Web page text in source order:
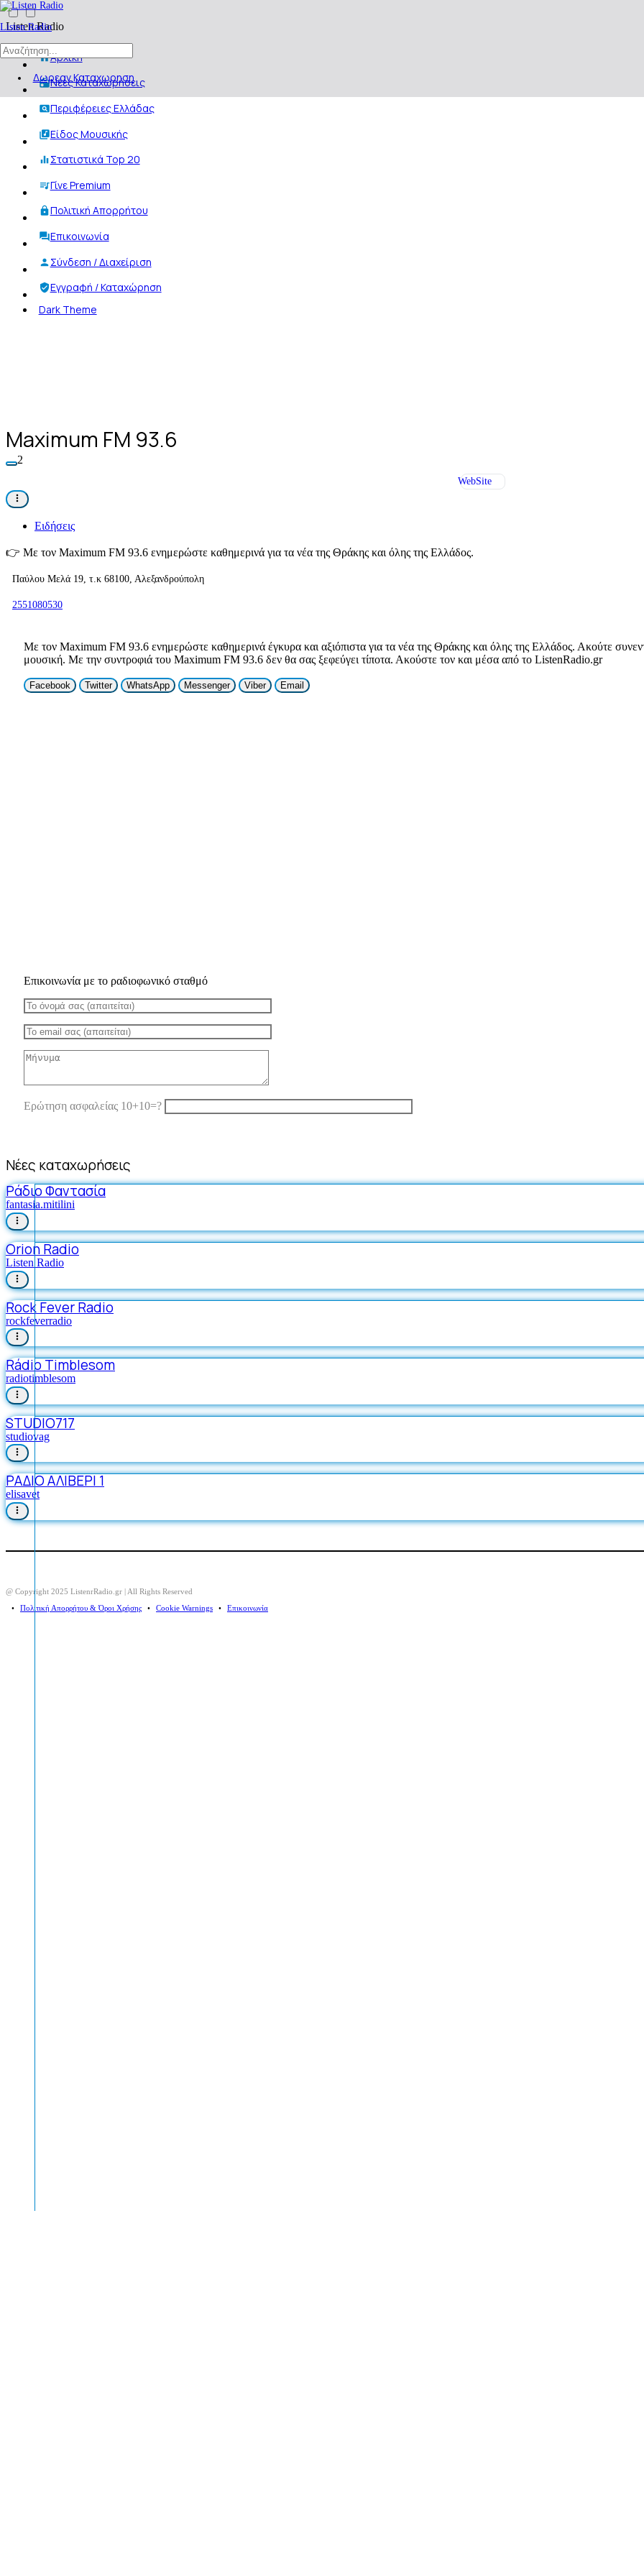
Listen Radio
Δωρεαν Καταχωρηση
Listen Radio
Αρχική
Νέες Καταχωρήσεις
Περιφέρειες Ελλάδας
Είδος Μουσικής
Στατιστικά Top 20
Γίνε Premium
Πολιτική Απορρήτου
Επικοινωνία
Σύνδεση / Διαχείριση
Εγγραφή / Καταχώρηση
Dark Theme
Maximum FM 93.6
2
WebSite
Ειδήσεις
👉 Με τον Maximum FM 93.6 ενημερώστε καθημερινά για τα νέα της Θράκης και όλης της Ελλάδος.
Παύλου Μελά 19, τ.κ 68100, Αλεξανδρούπολη
2551080530
Με τον Maximum FM 93.6 ενημερώστε καθημερινά έγκυρα και αξιόπιστα για τα νέα της Θράκης και όλης της Ελλάδος. Ακούτε
μουσική. Με την συντροφιά του Maximum FM 93.6 δεν θα σας ξεφεύγει τίποτα. Ακούστε τον και μέσα από το ListenRadio.gr
Facebook Twitter WhatsApp Messenger Viber Email
Επικοινωνία με το ραδιοφωνικό σταθμό
Ερώτηση ασφαλείας 10+10=?
Νέες καταχωρήσεις
Ράδιο Φαντασία
fantasia.mitilini
Orion Radio
Listen Radio
Rock Fever Radio
rockfeverradio
Rádio Timblesom
radiotimblesom
STUDIO717
studiovag
ΡΑΔΙΟ ΑΛΙΒΕΡΙ 1
elisavet
@ Copyright 2025 ListenrRadio.gr | All Rights Reserved
⠀•⠀ Πολιτική Απορρήτου & Όροι Χρήσης ⠀•⠀ Cookie Warnings ⠀•⠀ Επικοινωνία